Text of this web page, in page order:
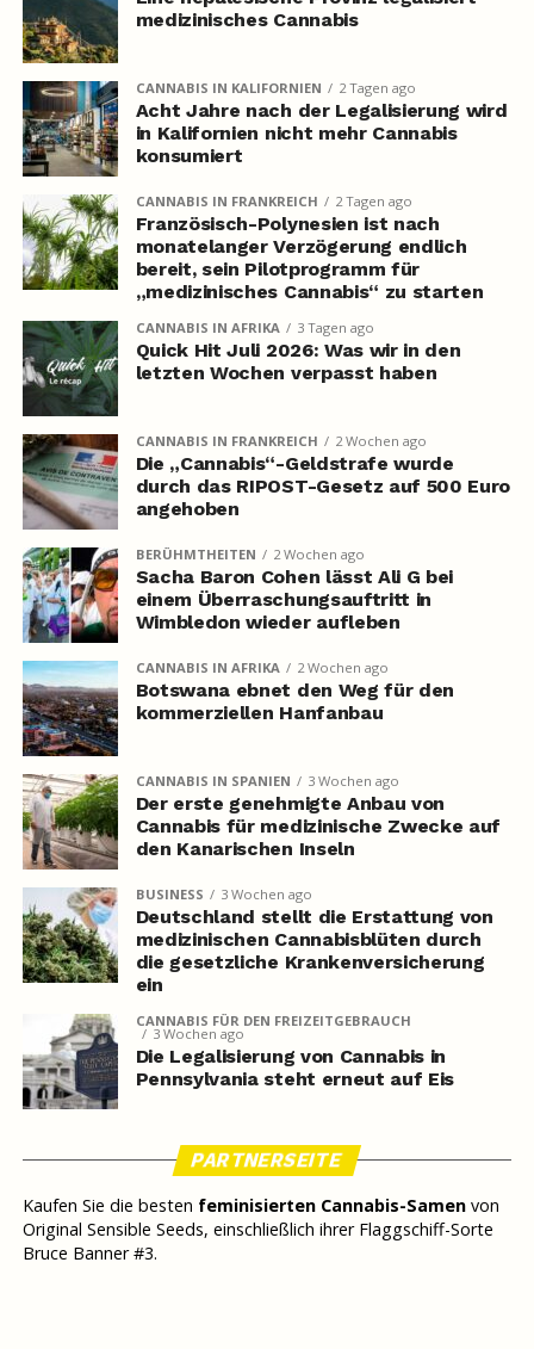
medizinisches Cannabis
CANNABIS IN KALIFORNIEN 2 Tagen ago
Acht Jahre nach der Legalisierung wird
in Kalifornien nicht mehr Cannabis
konsumiert
CANNABIS IN FRANKREICH 2 Tagen ago
Französisch-Polynesien ist nach
monatelanger Verzögerung endlich
bereit, sein Pilotprogramm für
„medizinisches Cannabis“ zu starten
CANNABIS IN AFRIKA 3 Tagen ago
Quick Hit Juli 2026: Was wir in den
letzten Wochen verpasst haben
CANNABIS IN FRANKREICH 2 Wochen ago
Die „Cannabis“-Geldstrafe wurde
durch das RIPOST-Gesetz auf 500 Euro
angehoben
BERÜHMTHEITEN 2 Wochen ago
Sacha Baron Cohen lässt Ali G bei
einem Überraschungsauftritt in
Wimbledon wieder aufleben
CANNABIS IN AFRIKA 2 Wochen ago
Botswana ebnet den Weg für den
kommerziellen Hanfanbau
CANNABIS IN SPANIEN 3 Wochen ago
Der erste genehmigte Anbau von
Cannabis für medizinische Zwecke auf
den Kanarischen Inseln
BUSINESS 3 Wochen ago
Deutschland stellt die Erstattung von
medizinischen Cannabisblüten durch
die gesetzliche Krankenversicherung
ein
CANNABIS FÜR DEN FREIZEITGEBRAUCH
3 Wochen ago
Die Legalisierung von Cannabis in
Pennsylvania steht erneut auf Eis
PARTNERSEITE
Kaufen Sie die besten feminisierten Cannabis-Samenvon
Original Sensible Seeds, einschließlich ihrer Flaggschiff-Sorte
Bruce Banner #3.